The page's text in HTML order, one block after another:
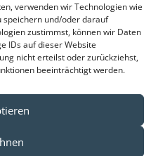
verwenden wir Technologien wie
speichern und/oder darauf
zustimmst, können wir Daten
IDs auf dieser Website
nicht erteilst oder zurückziehst,
beeinträchtigt werden.